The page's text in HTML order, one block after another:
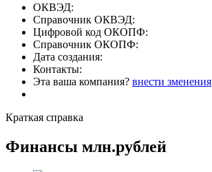
ОКВЭД:
Справочник ОКВЭД:
Цифровой код ОКОПФ:
Справочник ОКОПФ:
Дата создания:
Контакты:
Эта ваша компания? внести зменения
Краткая справка
Финансы млн.рублей